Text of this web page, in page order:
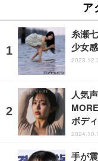
ア
糸瀬
少女
人気
ボデ
手が